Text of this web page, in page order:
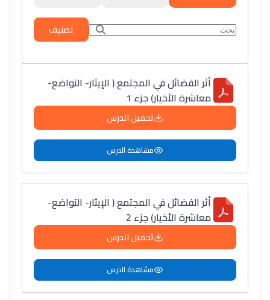
تصنيف
أثر الفضائل في المجتمع ( الإيثار- التواضع-
معاشرة الأخيار) جزء 1
تحميل الدرس
مشاهدة الدرس
أثر الفضائل في المجتمع ( الإيثار- التواضع-
معاشرة الأخيار) جزء 2
تحميل الدرس
مشاهدة الدرس